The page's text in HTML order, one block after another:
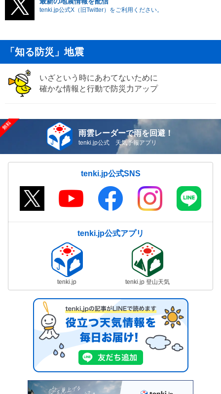
tenki.jp公式X（旧Twitter）をご利用ください。
「知る防災」地震
いざという時にあわてないために
確かな情報と行動で防災力アップ
雨雲レーダーで雨を回避！
tenki.jp公式 天気予報アプリ
tenki.jp公式SNS
tenki.jp公式アプリ
tenki.jp tenki.jp 登山天気